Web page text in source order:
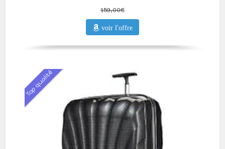
159,00€
voir l'offre
Top qualité